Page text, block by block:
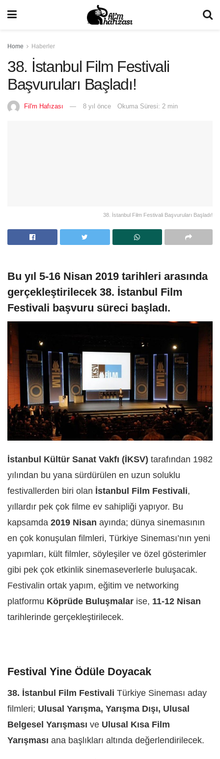
Home Haberler
38. İstanbul Film Festivali
Başvuruları Başladı!
Fil'm Hafızası 8 yıl önce Okuma Süresi: 2 min
38. İstanbul Film Festivali Başvuruları Başladı!
Bu yıl 5-16 Nisan 2019 tarihleri arasında
gerçekleştirilecek 38. İstanbul Film
Festivali başvuru süreci başladı.
İstanbul Kültür Sanat Vakfı (İKSV) tarafından 1982
yılından bu yana sürdürülen en uzun soluklu
festivallerden biri olan İstanbul Film Festivali,
yıllardır pek çok filme ev sahipliği yapıyor. Bu
kapsamda 2019 Nisan ayında; dünya sinemasının
en çok konuşulan filmleri, Türkiye Sineması’nın yeni
yapımları, kült filmler, söyleşiler ve özel gösterimler
gibi pek çok etkinlik sinemaseverlerle buluşacak.
Festivalin ortak yapım, eğitim ve networking
platformu Köprüde Buluşmalar ise, 11-12 Nisan
tarihlerinde gerçekleştirilecek.
Festival Yine Ödüle Doyacak
38. İstanbul Film Festivali Türkiye Sineması aday
filmleri; Ulusal Yarışma, Yarışma Dışı, Ulusal
Belgesel Yarışması ve Ulusal Kısa Film
Yarışması ana başlıkları altında değerlendirilecek.